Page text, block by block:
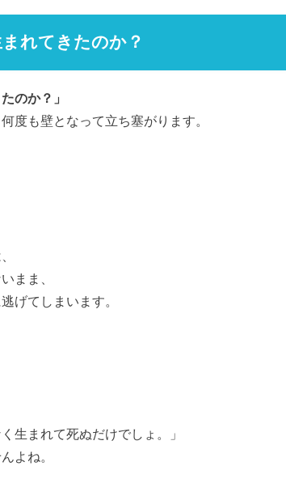
れてきたのか？
のか？」
度も壁となって立ち塞がります。
まま、
げてしまいます。
生まれて死ぬだけでしょ。」
よね。